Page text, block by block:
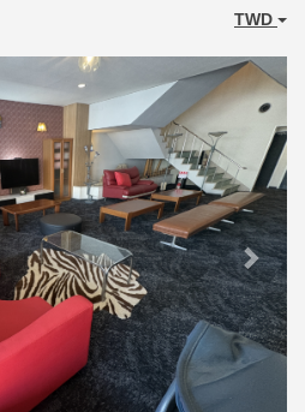
TWD
Next